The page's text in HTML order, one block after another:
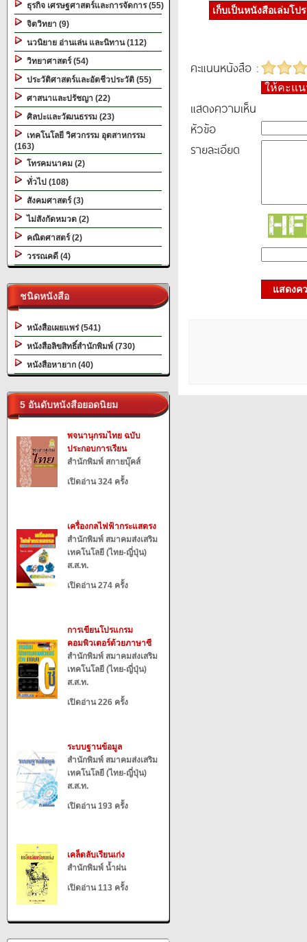
ธุรกิจ เศรษฐศาสตร์และการจัดการ (55)
จิตวิทยา (9)
นวนิยาย อ่านเล่น และนิทาน (112)
วิทยาศาสตร์ (54)
ประวัติศาสตร์และอัตชีวประวัติ (55)
ศาสนาและปรัชญา (22)
ศิลปะและวัฒนธรรม (23)
เทคโนโลยี วิศวกรรม อุตสาหกรรม
(163)
โทรคมนาคม (2)
ทั่วไป (108)
สังคมศาสตร์ (3)
ไม่สังกัดหมวด (2)
คณิตศาสตร์ (2)
วรรณคดี (4)
ชนิดหนังสือ
หนังสือเผยแพร่ (541)
หนังสือลิขสิทธิ์สำนักพิมพ์ (730)
หนังสือหายาก (40)
5 อันดับหนังสือยอดนิยม
พจนานุกรมไทย ฉบับ
ประกอบการเรียน
สำนักพิมพ์ สกายบุ๊คส์
เปิดอ่าน 324 ครั้ง
เครื่องกลไฟฟ้ากระแสตรง
สำนักพิมพ์ สมาคมส่งเสริม
เทคโนโลยี (ไทย-ญี่ปุ่น)
ส.ส.ท.
เปิดอ่าน 274 ครั้ง
การเขียนโปรแกรม
คอมพิวเตอร์ด้วยภาษาซี
สำนักพิมพ์ สมาคมส่งเสริม
เทคโนโลยี (ไทย-ญี่ปุ่น)
ส.ส.ท.
เปิดอ่าน 226 ครั้ง
ระบบฐานข้อมูล
สำนักพิมพ์ สมาคมส่งเสริม
เทคโนโลยี (ไทย-ญี่ปุ่น)
ส.ส.ท.
เปิดอ่าน 193 ครั้ง
เคล็ดลับเรียนเก่ง
สำนักพิมพ์ น้ำฝน
เปิดอ่าน 113 ครั้ง
เก็บเป็นหนังสือเล่มโป
คะแนนหนังสือ :
ให้คะแ
แสดงความเห็น
หัวข้อ
รายละเอียด
แสดงค